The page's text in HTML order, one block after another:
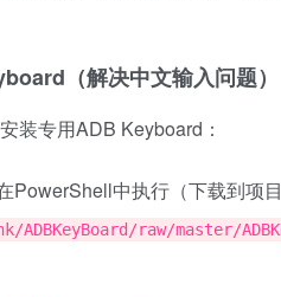
（解决中文输入问题）
装专用ADB Keyboard：
PowerShell中执行（下载到项
raw/master/